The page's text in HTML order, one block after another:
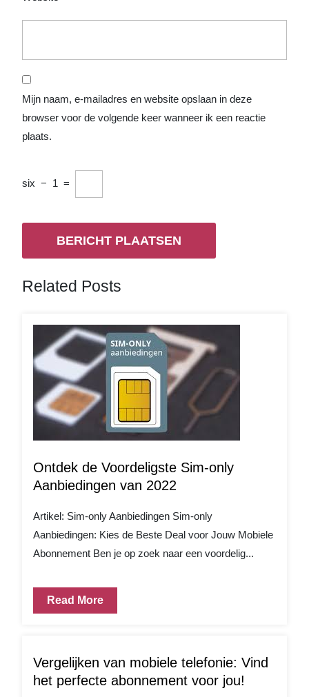
Mijn naam, e-mailadres en website opslaan in deze
browser voor de volgende keer wanneer ik een reactie
plaats.
six − 1 =
Related Posts
Ontdek de Voordeligste Sim-only
Aanbiedingen van 2022
Artikel: Sim-only Aanbiedingen Sim-only
Aanbiedingen: Kies de Beste Deal voor Jouw Mobiele
Abonnement Ben je op zoek naar een voordelig...
Read More
Vergelijken van mobiele telefonie: Vind
het perfecte abonnement voor jou!